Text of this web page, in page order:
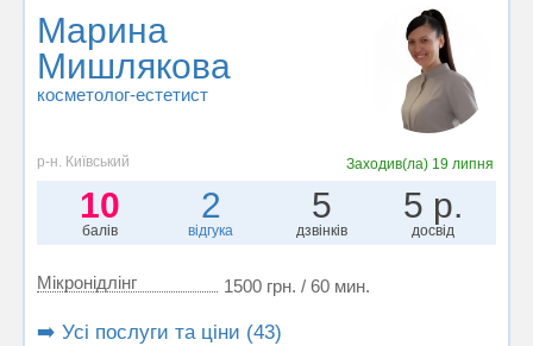
Марина
Мишлякова
косметолог-естетист
р-н. Київський Заходив(ла) 19 липня
10
балів
2
відгука
5
дзвінків
5 р.
досвід
Мікронідлінг 1500 грн. / 60 мин.
➡️ Усі послуги та ціни (43)